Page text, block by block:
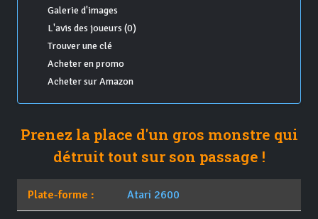
Galerie d'images
L'avis des joueurs (0)
Trouver une clé
Acheter en promo
Acheter sur Amazon
Prenez la place d'un gros monstre qui
détruit tout sur son passage !
Plate-forme : Atari 2600